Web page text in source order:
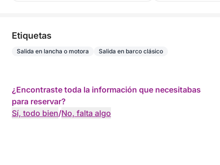
Etiquetas
Salida en lancha o motora Salida en barco clásico
¿Encontraste toda la información que necesitabas
para reservar?
Sí, todo bien/No, falta algo